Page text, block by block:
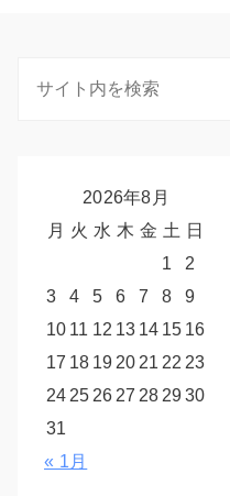
2026年8月
月 火 水 木 金 土 日
1
2
3
4 5 6 7 8
9
10 11 12 13 14 15 16
17 18 19 20 21 22 23
24 25 26 27 28 2930
31
« 1月